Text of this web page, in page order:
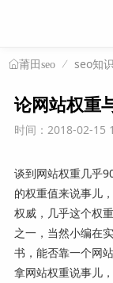
莆田seo seo知识
论网站权重
时间：2018-02-15
谈到网站权重几乎
的权重值来说事儿
权威，几乎这个权
之一，当然小编在
书，能否靠一个网
拿网站权重说事儿